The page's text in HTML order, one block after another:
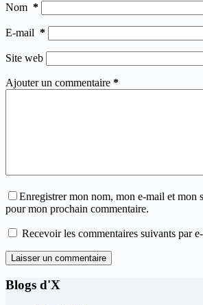
Nom *
E-mail *
Site web
Ajouter un commentaire *
Enregistrer mon nom, mon e-mail et mon
pour mon prochain commentaire.
Recevoir les commentaires suivants par
Laisser un commentaire
Blogs d'X